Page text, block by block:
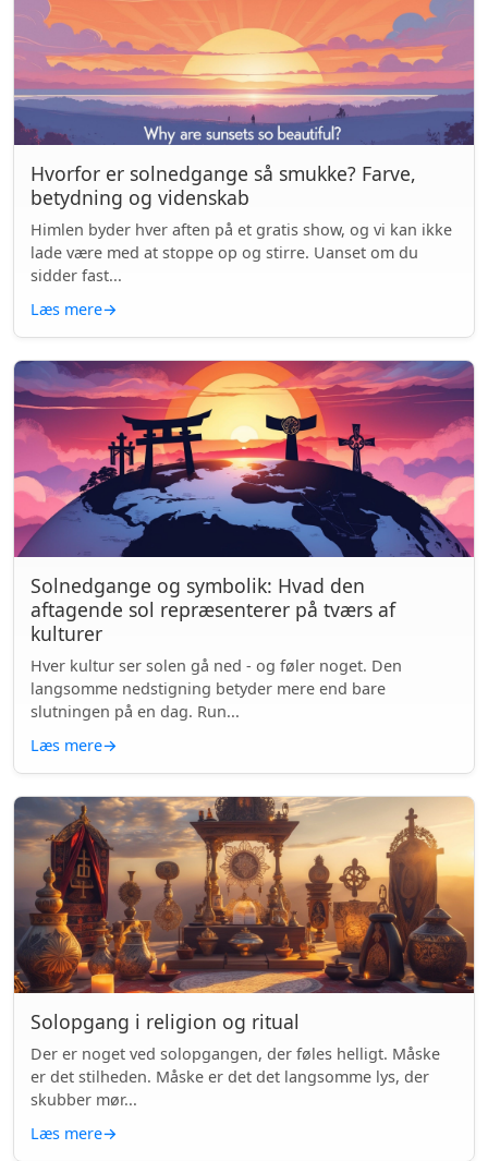
Hvorfor er solnedgange så smukke? Farve,
betydning og videnskab
Himlen byder hver aften på et gratis show, og vi kan ikke
lade være med at stoppe op og stirre. Uanset om du
sidder fast...
Læs mere→
Solnedgange og symbolik: Hvad den
aftagende sol repræsenterer på tværs af
kulturer
Hver kultur ser solen gå ned - og føler noget. Den
langsomme nedstigning betyder mere end bare
slutningen på en dag. Run...
Læs mere→
Solopgang i religion og ritual
Der er noget ved solopgangen, der føles helligt. Måske
er det stilheden. Måske er det det langsomme lys, der
skubber mør...
Læs mere→